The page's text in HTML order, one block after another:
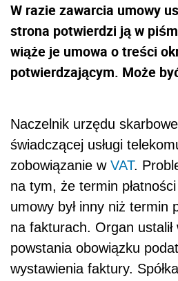
W razie zawarcia umowy
strona potwierdzi ją w
wiąże je umowa o treści
potwierdzającym. Może
Naczelnik urzędu
świadczącej usługi
zobowiązanie w VAT.
na tym, że termin
umowy był inny niż termin
na fakturach. Organ
powstania obowiązku
wystawienia faktury.